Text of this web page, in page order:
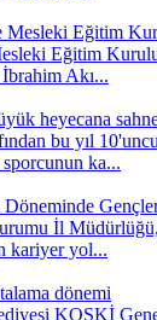
Eğitim
Eğitim
Akı...
heyecana
bu yıl
sporcunun ka...
İl
kariyer yol...
dönemi
KOSKİ